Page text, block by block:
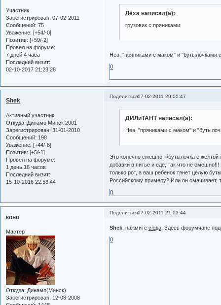
Участник
Зарегистрирован: 07-02-2011
Сообщений: 75
Уважение: [+54/-0]
Позитив: [+59/-2]
Провел на форуме:
7 дней 4 часа
Последний визит:
02-10-2017 21:23:28
Лёха написал(а):
грузовик с пряниками.
Неа, "пряниками с маком" и "бутылочками
0
Поделиться07-02-2011 20:00:47
Shek
Активный участник
Откуда: Динамо Минск 2001
Зарегистрирован: 31-01-2010
Сообщений: 198
Уважение: [+44/-8]
Позитив: [+5/-1]
Провел на форуме:
1 день 16 часов
Последний визит:
15-10-2016 22:53:44
ДИЛиТАНТ написал(а):
Неа, "пряниками с маком" и
Это конечно смешно, «бутылочка с
добавки в питье и еде, так что не
только рот, а ваш ребенок тянет целую
Российскому примеру? Или он смачивает,
0
Поделиться07-02-2011 21:03:44
коно
Мастер
Откуда: Динамо(Минск)
Зарегистрирован: 12-08-2008
Shek , нажмитесюда . Здесь форумчане
0